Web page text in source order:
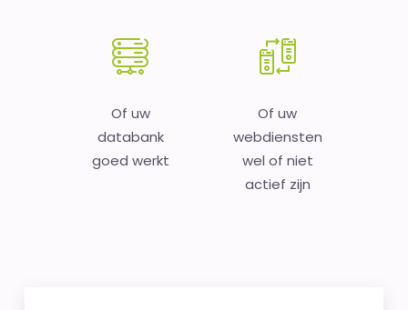
Of uw
databank
goed werkt
Of uw
webdiensten
wel of niet
actief zijn